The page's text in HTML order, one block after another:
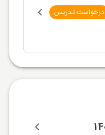
درخواست تدریس